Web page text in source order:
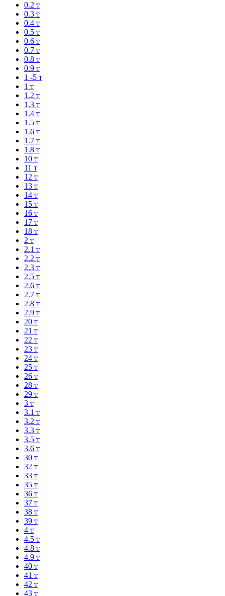
0.2 т
0.3 т
0.4 т
0.5 т
0.6 т
0.7 т
0.8 т
0.9 т
1 -5 т
1 т
1.2 т
1.3 т
1.4 т
1.5 т
1.6 т
1.7 т
1.8 т
10 т
11 т
12 т
13 т
14 т
15 т
16 т
17 т
18 т
2 т
2.1 т
2.2 т
2.3 т
2.5 т
2.6 т
2.7 т
2.8 т
2.9 т
20 т
21 т
22 т
23 т
24 т
25 т
26 т
28 т
29 т
3 т
3.1 т
3.2 т
3.3 т
3.5 т
3.6 т
30 т
32 т
33 т
35 т
36 т
37 т
38 т
39 т
4 т
4.5 т
4.8 т
4.9 т
40 т
41 т
42 т
43 т